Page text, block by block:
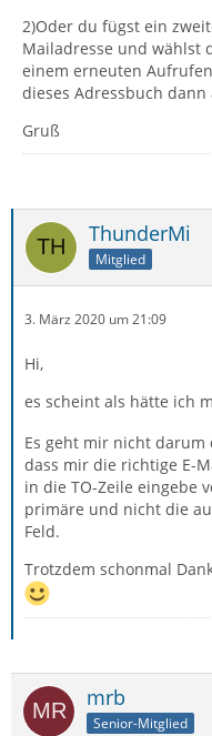
2)Oder du fügst ein
Mailadresse und wählst
einem erneuten
dieses Adressbuch dann
Gruß
ThunderMi
Mitglied
3. März 2020 um 21:09
Hi,
es scheint als hätte ich
Es geht mir nicht darum
dass mir die richtige E-
in die TO-Zeile eingebe
primäre und nicht die
Feld.
Trotzdem schonmal
mrb
Senior-Mitglied